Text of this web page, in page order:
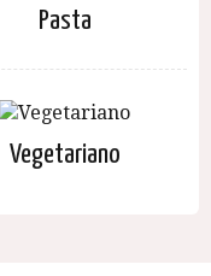
Pasta
Vegetariano